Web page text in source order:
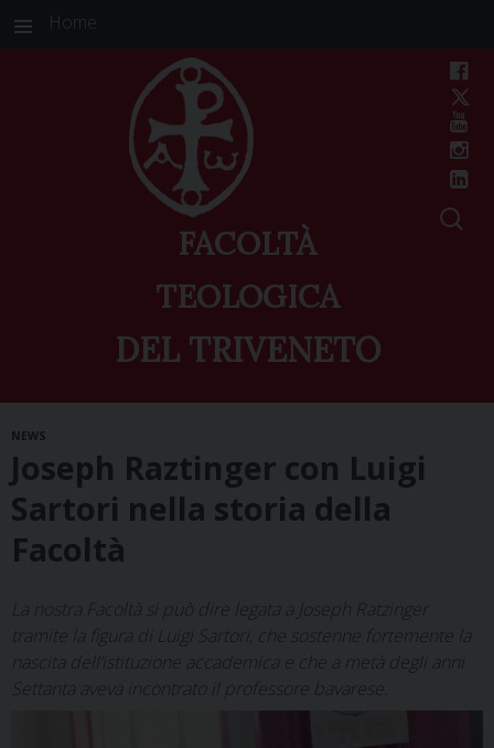
Home
FACOLTÀ
TEOLOGICA
DEL TRIVENETO
to
content
NEWS
Joseph Raztinger con Luigi
Sartori nella storia della
Facoltà
La nostra Facoltà si può dire legata a Joseph Ratzinger
tramite la figura di Luigi Sartori, che sostenne fortemente la
nascita dell’istituzione accademica e che a metà degli anni
Settanta aveva incontrato il professore bavarese.